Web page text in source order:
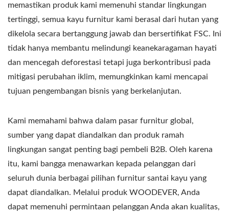
memastikan produk kami memenuhi standar lingkungan
tertinggi, semua kayu furnitur kami berasal dari hutan yang
dikelola secara bertanggung jawab dan bersertifikat FSC. Ini
tidak hanya membantu melindungi keanekaragaman hayati
dan mencegah deforestasi tetapi juga berkontribusi pada
mitigasi perubahan iklim, memungkinkan kami mencapai
tujuan pengembangan bisnis yang berkelanjutan.
Kami memahami bahwa dalam pasar furnitur global,
sumber yang dapat diandalkan dan produk ramah
lingkungan sangat penting bagi pembeli B2B. Oleh karena
itu, kami bangga menawarkan kepada pelanggan dari
seluruh dunia berbagai pilihan furnitur santai kayu yang
dapat diandalkan. Melalui produk WOODEVER, Anda
dapat memenuhi permintaan pelanggan Anda akan kualitas,